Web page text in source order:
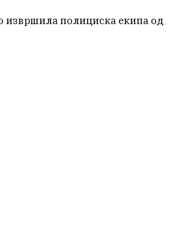
извршила полициска екипа од